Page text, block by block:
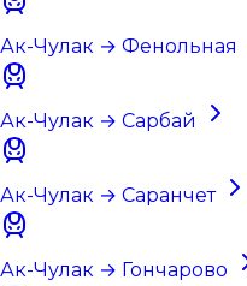
Ак-Чулак → Фенольная
Ак-Чулак → Сарбай
Ак-Чулак → Саранчет
Ак-Чулак → Гончарово